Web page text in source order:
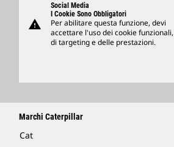
Merchandising
Trova Un Dealer
warning
Social Media
I Cookie Sono Obbligatori
Per abilitare questa funzione, devi
accettare l'uso dei cookie funzionali,
di targeting e delle prestazioni.
Marchi Caterpillar
Cat